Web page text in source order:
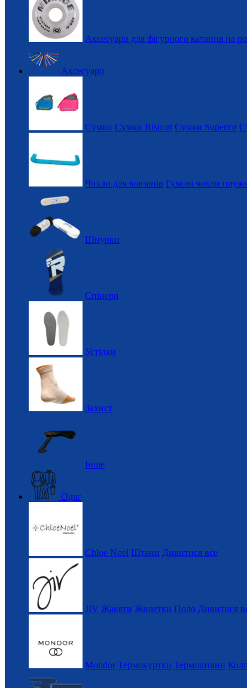
Аксесуари для фігурного катання на
Аксесуари
Сумки Сумки Risport Сумки Superior
Чохли для ковзанів Гумові чохли
Шнурки
Спінери
Устілки
Захист
Інше
Одяг
Chloe Noel Штани Дивитися все
JIV Жакети Жилетки Поло Дивитися
Mondor Термокуртки Термоштани